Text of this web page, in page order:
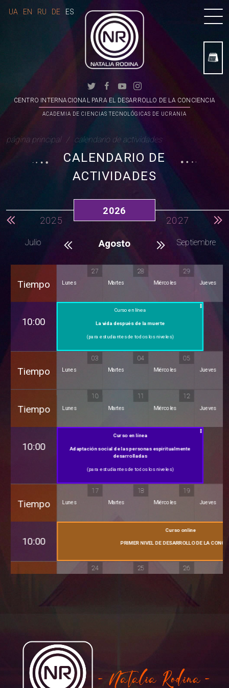
CENTRO INTERNACIONAL PARA EL DESARROLLO DE LA CONCIENCIA
ACADEMIA DE CIENCIAS TECNOLÓGICAS DE UCRANIA
UA EN RU DE ES
página principal calendario de actividades
CALENDARIO DE
ACTIVIDADES
2025
2026
2027
Julio Agosto Septiembre
Tiempo
27
Lunes
28
Martes
29
Miércoles Jueves
10:00
Curso en línea
La vida después de la muerte
(para estudiantes de todos los niveles)
Tiempo
03
Lunes
04
Martes
05
Miércoles Jueves
Tiempo
10
Lunes
11
Martes
12
Miércoles Jueves
10:00
Curso en línea
Adaptación social de las personas espiritualmente
desarrolladas
(para estudiantes de todos los niveles)
Tiempo
17
Lunes
18
Martes
19
Miércoles Jueves
10:00
Curso online
PRIMER NIVEL DE DESARROLLO DE LA
24 25 26